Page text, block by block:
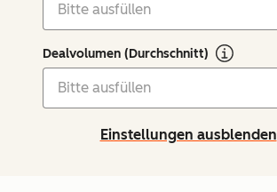
Dealvolumen (Durchschnitt)
Einstellungen ausblenden